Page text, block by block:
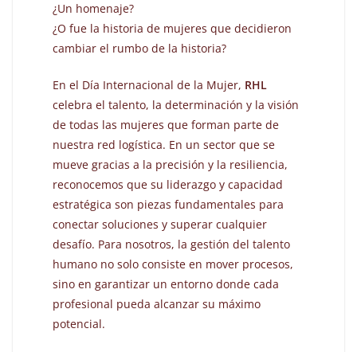
¿Un homenaje?
¿O fue la historia de mujeres que decidieron
cambiar el rumbo de la historia?
En el Día Internacional de la Mujer, RHL
celebra el talento, la determinación y la visión
de todas las mujeres que forman parte de
nuestra red logística. En un sector que se
mueve gracias a la precisión y la resiliencia,
reconocemos que su liderazgo y capacidad
estratégica son piezas fundamentales para
conectar soluciones y superar cualquier
desafío. Para nosotros, la gestión del talento
humano no solo consiste en mover procesos,
sino en garantizar un entorno donde cada
profesional pueda alcanzar su máximo
potencial.